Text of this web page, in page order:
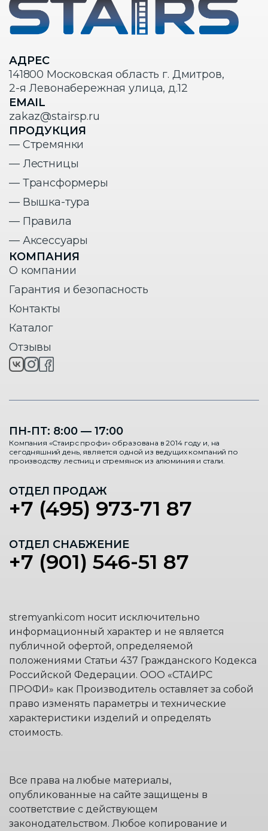
АДРЕС
141800 Московская область г. Дмитров,
2-я Левонабережная улица, д.12
EMAIL
zakaz@stairsp.ru
ПРОДУКЦИЯ
— Стремянки
— Лестницы
— Трансформеры
— Вышка-тура
— Правила
— Аксессуары
КОМПАНИЯ
О компании
Гарантия и безопасность
Контакты
Каталог
Отзывы
ПН-ПТ: 8:00 — 17:00
Компания «Стаирс профи» образована в 2014 году и, на
сегодняшний день, является одной из ведущих компаний по
производству лестниц и стремянок из алюминия и стали.
ОТДЕЛ ПРОДАЖ
+7 (495) 973-71 87
ОТДЕЛ СНАБЖЕНИЕ
+7 (901) 546-51 87
stremyanki.com носит исключительно
информационный характер и не является
публичной офертой, определяемой
положениями Статьи 437 Гражданского Кодекса
Российской Федерации. ООО «СТАИРС
ПРОФИ» как Производитель оставляет за собой
право изменять параметры и технические
характеристики изделий и определять
стоимость.
Все права на любые материалы,
опубликованные на сайте защищены в
соответствие с действующем
законодательством. Любое копирование и